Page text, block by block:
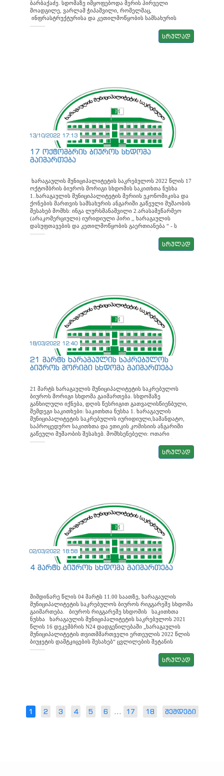
ბარბაქაძე. სდომაზე იმყოფებოდა მერის პირველი
მოადგილე, ვარლამ ჭიპაშვილი, რომელმაც,
ინფრასტრუქტურისა და კეთილმოწყობის სამსახურის
უფროსთან, პეტრე შარიქაძესთან ერთად,
ინფრასტრუქტურულ პროექტებთან დაკავშირებით დასმულ
კითხვებს ამომწურავი პასუხები გასცა. როგორც სხდომაზე
განხილული იყო ხარაგაულის მუნიციპალიტეტის სოფლებში
მდებარე უსახელო ქუჩების არაბული ციფრებით
სახელდების შესახებ საკითხი, რომელიც
ინფრასტრუქტურისა და კეთილმოწყობის კომისიის
თავმჯდომარემ, ბესიკ კვირიკაშვილმა წარადგინა.
სრულად
13/10/2022 17:13
17 ოქტომბრის ბიუროს სხდომა
გაიმართება
ხარაგაულის მუნიციპალიტეტის საკრებულოს 2022 წლის 17
ოქტომბრის ბიუროს მორიგი სხდომის საკითხთა ნუსხა
1..ხარაგაულის მუნიციპალიტეტის მერიის ეკონომიკისა და
ქონების მართვის სამსახურის ანგარიში გაწეული მუშაობის
შესახებ მომხს: ინგა ლურსმანაშვილი 2.არასამეწარმეო
(არაკომერციული) იურიდიული პირი ,, ხარაგაულის
დასუფთავების და კეთილმოწყობის გაერთიანება “ - ს
ხელმძღვანელის ანგარიში გაწეული საქმიანობის შესახებ
მომხს: ზაზა კაციტაძე 3. ხარაგაულის მუნიციპალიტეტის
საკუთრებაში არსებული სოფელ ბაზალეთის და სოფელ
მერისთვის თანხმობის მიცემის შესახებ მომხს: ინგა
ლურსმანაშვილი 5.ხარაგაულის მუნიციპალიტეტის
საკრებულოს 2021 წლის 16 დეკემბრის N24 დადგენილებაში
„ხარაგაულის მუნიციპალიტეტის თვითმმართველი
ერთეულის 2022 წლის ბიუჯეტის დამტკიცების შესახებ“
ცვლილების შეტანის თაობაზე მომხს: ვლადიმერ
გელაშვილი
სრულად
18/03/2022 12:40
21 მარტს ხარაგაულის საკრებულოს
ბიუროს მორიგი სხდომა გაიმართება
21 მარტს ხარაგაულის მუნიციპალიტეტის საკრებულოს
ბიუროს მორიგი სხდომა გაიმართება. სხდომაზე
განხილული იქნება, დღის წესრიგით გათვალისწიენბული,
შემდეგი საკითხები: საკითხთა ნუსხა 1. ხარაგაულის
მუნიციპალიტეტის საკრებულოს იურიდიული,სამანდატო,
საპროცედურო საკითხთა და ეთიკის კომისიის ანგარიში
გაწეული მუშაობის შესახებ. მომხსენებელი: ოთარი
ლურსმანაშვილი 2. ხარაგაულის მუნიციპალიტეტის მერიის
ზედამხედველობისა და არქიტექტურის სამსახურის
ანგარიში გაწეული მუშაობის შესახებ. მომხენებელი: ზურაბი
მომხსენებელი: ლალი ალექსიძე 5. ხარაგაულის
მუნიციპალიტეტის საკრებულოს 2015 წლის 24 აგვისტოს N
33 დადგენილებაში „ხარაგაულის მუნიციპალიტეტის
საკრებულოს საკრებულოს წევრების (გარდა საკრებულოს
თანამდებობის პირებისა) უფლებამოსილების
განხორციელებასთან დაკავშირებული ხარჯების
ანაზღაურების წესის დამტკიცების შესახებ“ ცვლილების
შეტანის თაობაზე. მომხსენებელი: პავლე კიკალიშვილი 6.
ხარაგაულის მუნიციპალიტეტის საკრებულოს 2014 წლის 14
თაობაზე. მომხსენებელი: მანანა ბარბაქაძე
სრულად
02/03/2022 18:58
4 მარტს ბიუროს სხდომა გაიმართება
მიმდინარე წლის 04 მარტს 11.00 საათზე, ხარაგაულის
მუნიციპალიტეტის საკრებულოს ბიუროს რიგგარეშე სხდომა
გაიმართება. ბიუროს რიგგარეშე სხდომის საკითხთა
ნუსხა ხარაგაულის მუნიციპალიტეტის საკრებულოს 2021
წლის 16 დეკემბრის N24 დადგენილებაში „ხარაგაულის
მუნიციპალიტეტის თვითმმართველი ერთეულის 2022 წლის
ბიუჯეტის დამტკიცების შესახებ“ ცვლილების შეტანის
თაობაზე მომხს: ვლადიმერ გელაშვილი ხარაგაულის
მუნიციპალიტეტის საკრებულოს 2021 წლის 03 დეკემბრის
N50/ 69.692133728 განკარგულებაში „ხარაგაულის
ფონდის განკარგვის წესის დამტკიცების შესახებ,”
ძალადაკარგულად გამოცხადების შესახებ მომხს:
სრულად
1 2 3 4 5 6 ... 17 18 შემდეგი